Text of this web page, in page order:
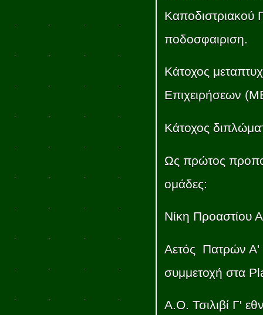
Καποδιστριακού
ποδοσφαιριση.
Κάτοχος
Επιχειρήσεων
Κάτοχος
Ως πρώτος
ομάδες:
Νίκη Προαστίου
Αετός Πατρών Α'
συμμετοχή στα
Α.Ο. Τσιλιβί Γ'